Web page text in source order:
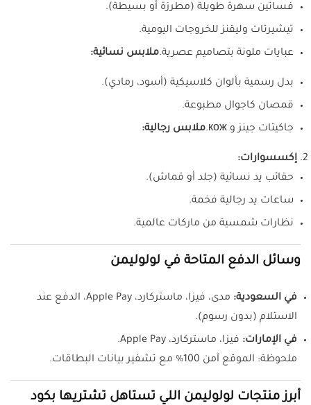
فساتين سهرة طويلة (مطرزة أو بسيطة).
تيشيرتات وليقنز للخروجات اليومية.
عبايات ملونة بتصاميم عصرية.ملابس نسائية:
بدل رسمية بألوان كلاسيكية (أسود، رمادي).
قمصان كاجوال مطبوعة.
جاكيتات جينز و кож. ملابس رجالية:
إكسسوارات:
حقائب يد نسائية (جلد أو قماش).
ساعات يد رجالية فخمة.
نظارات شمسية من ماركات عالمية.
وسائل الدفع المتاحة في لولوليمن
في السعودية:
مدى، فيزا، ماستركارد، Apple Pay، الدفع عند
الاستلام (بدون رسوم).
في الإمارات: فيزا، ماستركارد، Apple Pay.
ملحوظة: الموقع آمن 100% مع تشفير بيانات البطاقات.
أبرز منتجات لولوليمن اللي تستاهل تشتريها بكود